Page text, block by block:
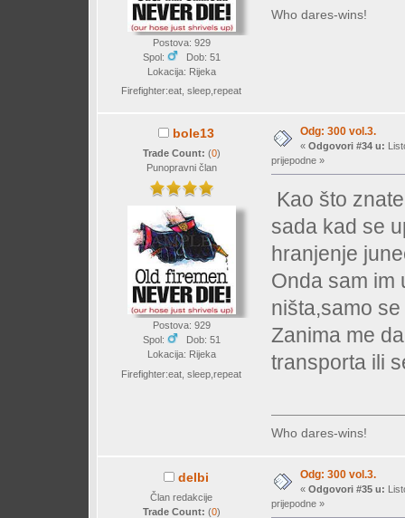
Postova: 929
Spol:
Dob: 51
Lokacija: Rijeka
Firefighter:eat, sleep,repeat
Who dares-wins!
bole13
Trade Count: (0)
Punopravni član
Postova: 929
Spol:
Dob: 51
Lokacija: Rijeka
Firefighter:eat, sleep,repeat
Odg: 300 vol.3.
« Odgovori #34 u:
prijepodne »
Kao što
sada kad se
hranjenje
Onda sam im
ništa,samo
Zanima me
transporta ili
Who dares-wins!
delbi
Član redakcije
Trade Count: (0)
Odg: 300 vol.3.
« Odgovori #35 u:
prijepodne »